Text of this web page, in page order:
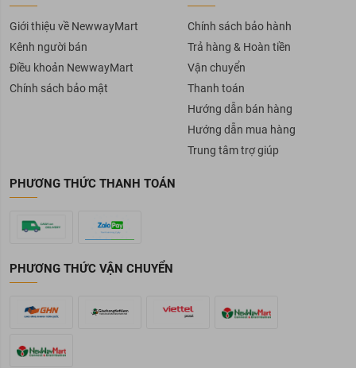
Giới thiệu về NewwayMart
Kênh người bán
Điều khoản NewwayMart
Chính sách bảo mật
Chính sách bảo hành
Trả hàng & Hoàn tiền
Vận chuyển
Thanh toán
Hướng dẫn bán hàng
Hướng dẫn mua hàng
Trung tâm trợ giúp
PHƯƠNG THỨC THANH TOÁN
PHƯƠNG THỨC VẬN CHUYỂN